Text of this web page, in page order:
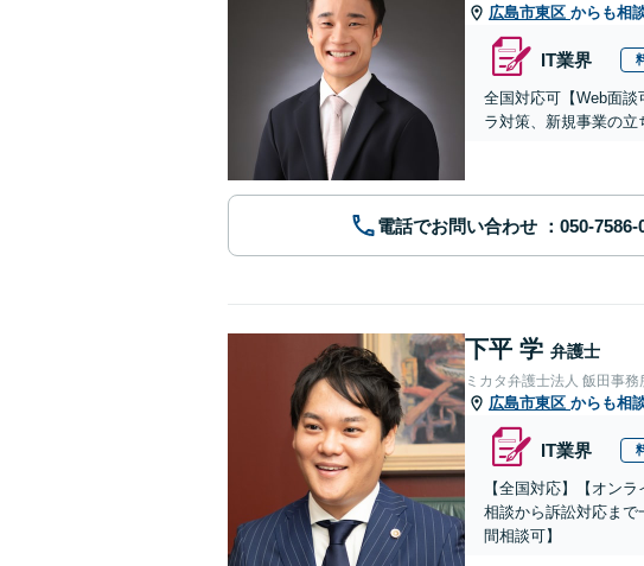
広島市東区 からも相
IT業界
全国対応可【Web面
ラ対策、新規事業の立
電話でお問い合わせ
下平 学 弁護士
ミカタ弁護士法人 飯田事務
広島市東区 からも相
IT業界
【全国対応】【オン
相談から訴訟対応ま
間相談可】